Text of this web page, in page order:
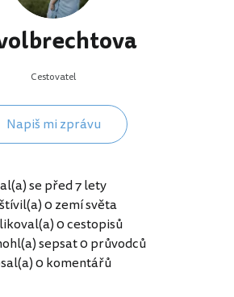
Cestovatel
Napiš mi zprávu
se před 7 lety
0 zemí světa
0 cestopisů
sepsat 0 průvodců
0 komentářů